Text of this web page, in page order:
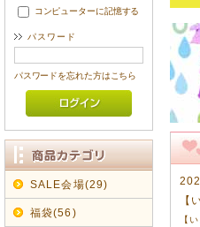
コンピューターに記憶する
パスワード
パスワードを忘れた方はこちら
SALE会場(29)
福袋(56)
【
【